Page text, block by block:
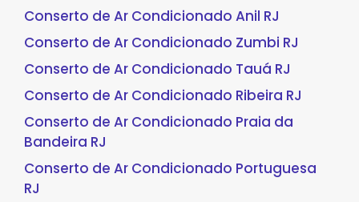
Conserto de Ar Condicionado Anil RJ
Conserto de Ar Condicionado Zumbi RJ
Conserto de Ar Condicionado Tauá RJ
Conserto de Ar Condicionado Ribeira RJ
Conserto de Ar Condicionado Praia da
Bandeira RJ
Conserto de Ar Condicionado Portuguesa
RJ